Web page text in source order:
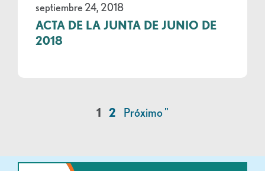
septiembre 24, 2018
ACTA DE LA JUNTA DE JUNIO DE
2018
1 2 Próximo "